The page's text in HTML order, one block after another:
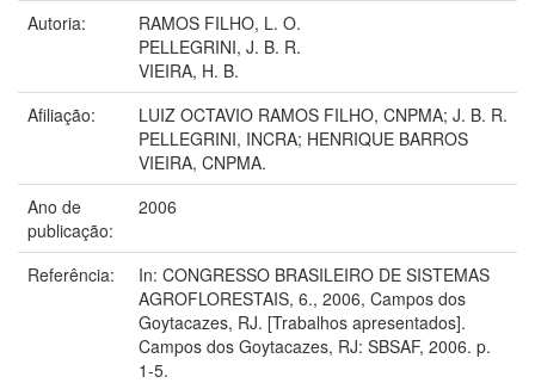
Autoria:
RAMOS FILHO, L. O.
PELLEGRINI, J. B. R.
VIEIRA, H. B.
Afiliação:
LUIZ OCTAVIO RAMOS FILHO, CNPMA; J. B. R.
PELLEGRINI, INCRA; HENRIQUE BARROS
VIEIRA, CNPMA.
Ano de
publicação:
2006
Referência:
In: CONGRESSO BRASILEIRO DE SISTEMAS
AGROFLORESTAIS, 6., 2006, Campos dos
Goytacazes, RJ. [Trabalhos apresentados].
Campos dos Goytacazes, RJ: SBSAF, 2006. p.
1-5.